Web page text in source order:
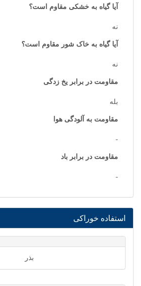
آیا گیاه به خشکی مقاوم است؟
نه
آیا گیاه به خاک شور مقاوم است؟
نه
مقاومت در برابر یخ زدگی
بله
مقاومت به آلودگی هوا
-
مقاومت در برابر باد
-
استفاده خوراکی
بذر